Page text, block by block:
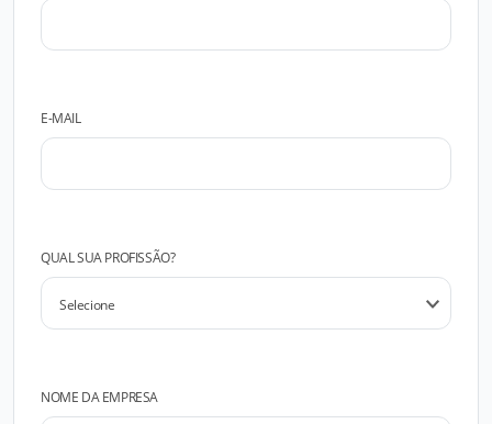
E-MAIL
QUAL SUA PROFISSÃO?
NOME DA EMPRESA